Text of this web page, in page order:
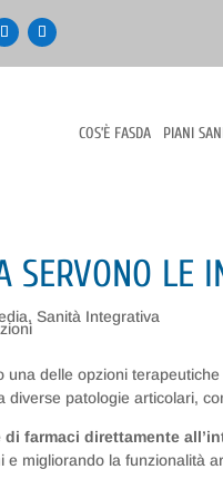
COS’È FASDA PIANI
SERVONO LE
, Sanità Integrativa
una delle opzioni
diverse patologie articolari,
di farmaci direttamente
migliorando la funzionalità